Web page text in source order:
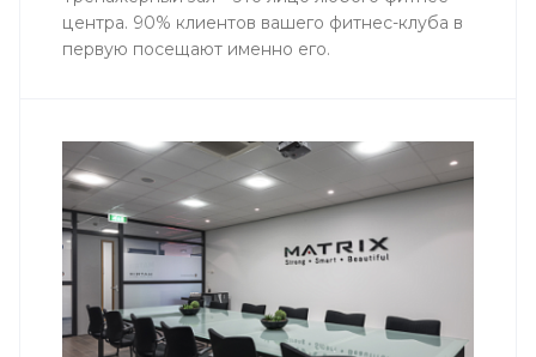
центра. 90% клиентов вашего фитнес-клуба в
первую посещают именно его.